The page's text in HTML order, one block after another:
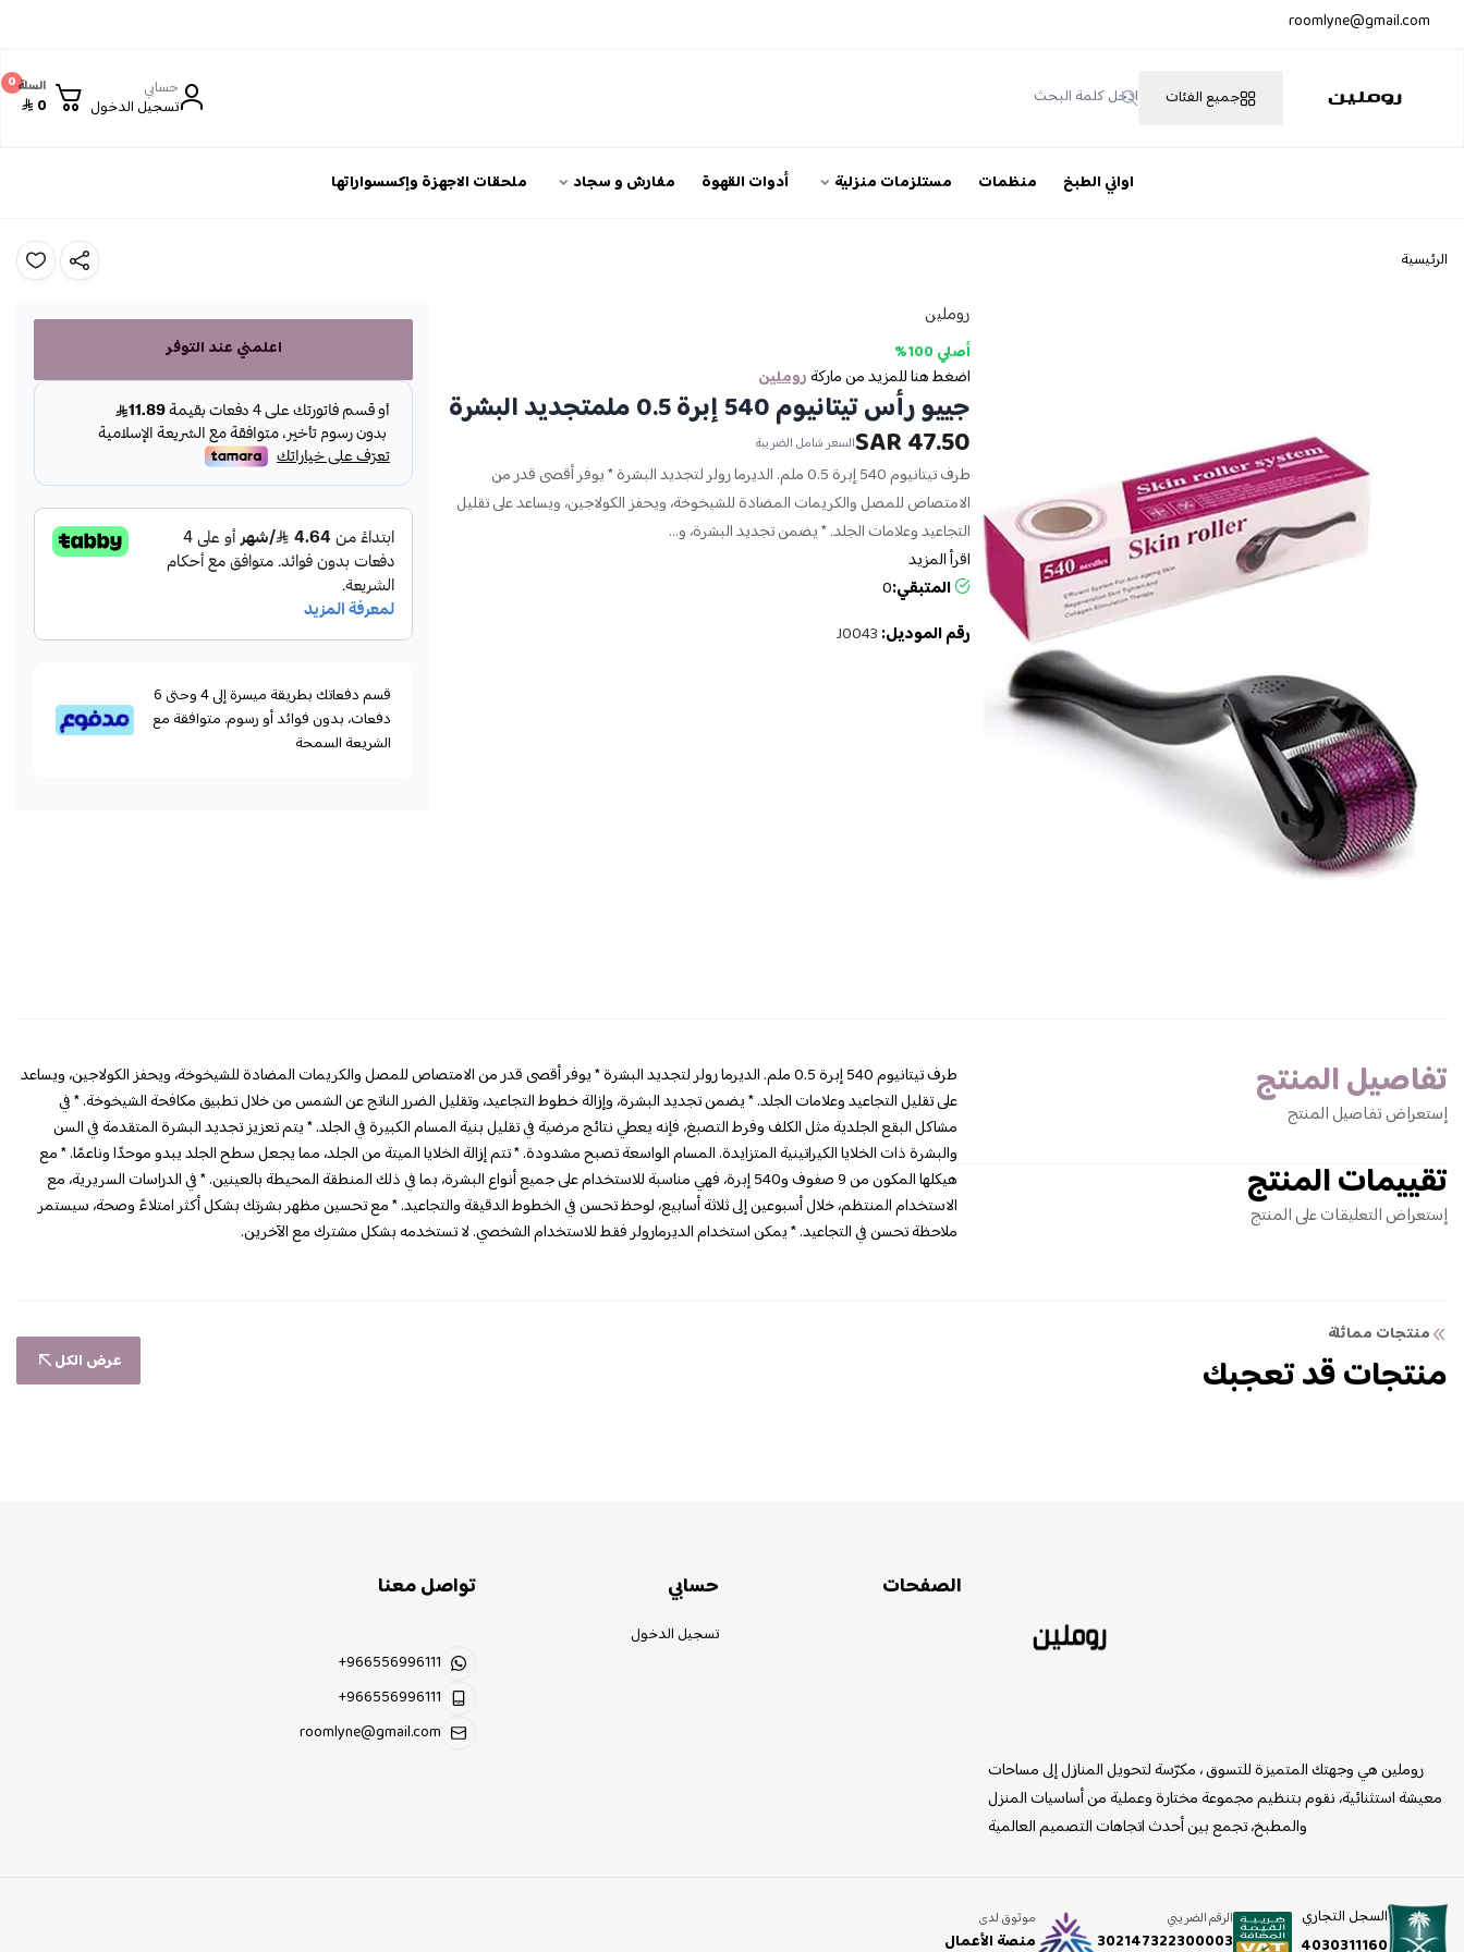
roomlyne@gmail.com
روملين جميع الفئات حسابي
تسجيل الدخول
0السلة
0
اواني الطبخ منظمات مستلزمات منزلية أدوات القهوة مفارش و سجاد ملحقات الاجهزة وإكسسواراتها
الرئيسية
روملين
أصلي 100%
اضغط هنا للمزيد من ماركةروملين
جييو رأس تيتانيوم 540 إبرة 0.5 ملمتجديد البشرة
47.50 SAR السعر شامل الضريبة
طرف تيتانيوم 540 إبرة 0.5 ملم. الديرما رولر لتجديد البشرة * يوفر أقصى قدر من
الامتصاص للمصل والكريمات المضادة للشيخوخة، ويحفز الكولاجين، ويساعد على تقليل
التجاعيد وعلامات الجلد. * يضمن تجديد البشرة، و...
اقرأ المزيد
المتبقي:0
رقم الموديل: J0043
اعلمني عند التوفر
قسم دفعاتك بطريقة ميسرة إلى 4 وحتى 6
دفعات، بدون فوائد أو رسوم. متوافقة مع
الشريعة السمحة
تفاصيل المنتج
إستعراض تفاصيل المنتج
تقييمات المنتج
إستعراض التعليقات على المنتج
طرف تيتانيوم 540 إبرة 0.5 ملم. الديرما رولر لتجديد البشرة * يوفر أقصى قدر من الامتصاص للمصل والكريمات المضادة للشيخوخة، ويحفز الكولاجين، ويساعد
على تقليل التجاعيد وعلامات الجلد. * يضمن تجديد البشرة، وإزالة خطوط التجاعيد، وتقليل الضرر الناتج عن الشمس من خلال تطبيق مكافحة الشيخوخة. * في
مشاكل البقع الجلدية مثل الكلف وفرط التصبغ، فإنه يعطي نتائج مرضية في تقليل بنية المسام الكبيرة في الجلد. * يتم تعزيز تجديد البشرة المتقدمة في السن
والبشرة ذات الخلايا الكيراتينية المتزايدة. المسام الواسعة تصبح مشدودة. * تتم إزالة الخلايا الميتة من الجلد، مما يجعل سطح الجلد يبدو موحدًا وناعمًا. * مع
هيكلها المكون من 9 صفوف و540 إبرة، فهي مناسبة للاستخدام على جميع أنواع البشرة، بما في ذلك المنطقة المحيطة بالعينين. * في الدراسات السريرية، مع
الاستخدام المنتظم، خلال أسبوعين إلى ثلاثة أسابيع، لوحظ تحسن في الخطوط الدقيقة والتجاعيد. * مع تحسين مظهر بشرتك بشكل أكثر امتلاءً وصحة، سيستمر
ملاحظة تحسن في التجاعيد. * يمكن استخدام الديرمارولر فقط للاستخدام الشخصي. لا تستخدمه بشكل مشترك مع الآخرين.
منتجات مماثلة
منتجات قد تعجبك عرض الكل
روملين هي وجهتك المتميزة للتسوق ، مكرّسة لتحويل المنازل إلى مساحات
معيشة استثنائية، نقوم بتنظيم مجموعة مختارة وعملية من أساسيات المنزل
والمطبخ، تجمع بين أحدث اتجاهات التصميم العالمية
الصفحات حسابي
تسجيل الدخول
تواصل معنا
+966556996111
+966556996111
roomlyne@gmail.com
السجل التجاري
4030311160
الرقم الضريبي
302147322300003
موثوق لدى
منصة الأعمال